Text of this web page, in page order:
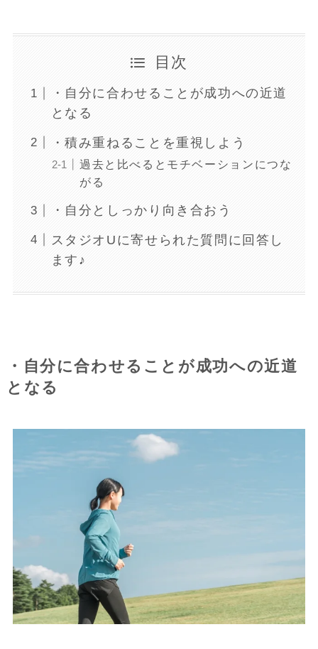
目次
・自分に合わせることが成功への近道
となる
・積み重ねることを重視しよう
過去と比べるとモチベーションにつな
がる
・自分としっかり向き合おう
スタジオUに寄せられた質問に回答し
ます♪
・自分に合わせることが成功への近道
となる